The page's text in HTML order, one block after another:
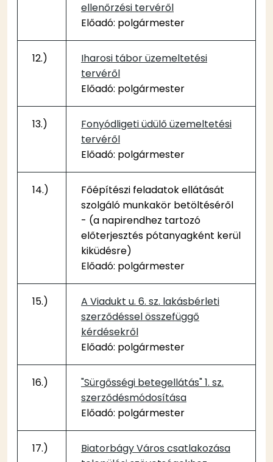
ellenőrzési tervéről
Előadó: polgármester
12.)
Iharosi tábor üzemeltetési
tervéről
Előadó: polgármester
13.)
Fonyódligeti üdülő üzemeltetési
tervéről
Előadó: polgármester
14.)
Főépítészi feladatok ellátását
szolgáló munkakör betöltéséről
- (a napirendhez tartozó
előterjesztés pótanyagként kerül
kiküdésre)
Előadó: polgármester
15.)
A Viadukt u. 6. sz. lakásbérleti
szerződéssel összefüggő
kérdésekről
Előadó: polgármester
16.)
"Sürgősségi betegellátás" 1. sz.
szerződésmódosítása
Előadó: polgármester
17.)
Biatorbágy Város csatlakozása